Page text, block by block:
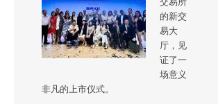
的新交
易大
厅，见
证了一
场意义
非凡的上市仪式。